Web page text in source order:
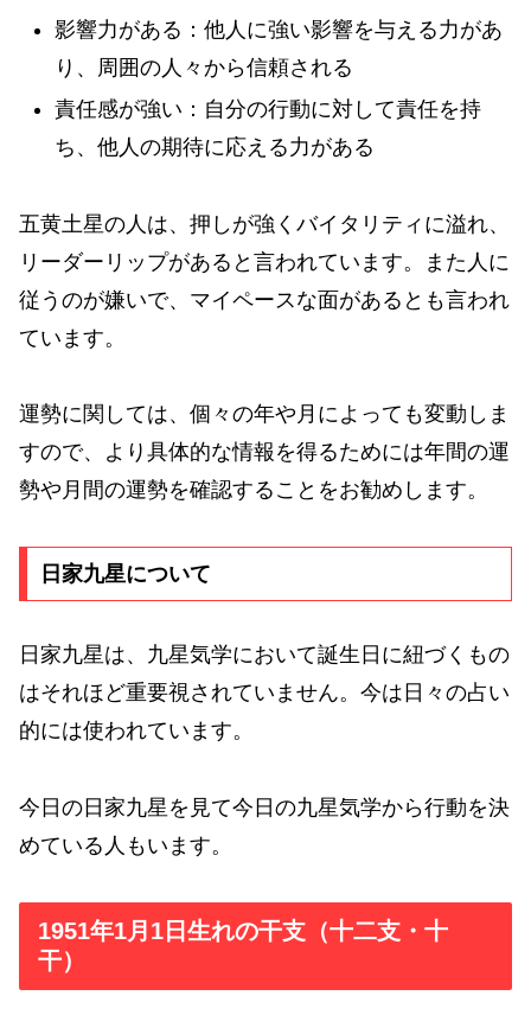
影響力がある：他人に強い影響を与える力があ
り、周囲の人々から信頼される
責任感が強い：自分の行動に対して責任を持
ち、他人の期待に応える力がある
五黄土星の人は、押しが強くバイタリティに溢れ、
リーダーリップがあると言われています。また人に
従うのが嫌いで、マイペースな面があるとも言われ
ています。
運勢に関しては、個々の年や月によっても変動しま
すので、より具体的な情報を得るためには年間の運
勢や月間の運勢を確認することをお勧めします。
日家九星について
日家九星は、九星気学において誕生日に紐づくもの
はそれほど重要視されていません。今は日々の占い
的には使われています。
今日の日家九星を見て今日の九星気学から行動を決
めている人もいます。
1951年1月1日生れの干支（十二支・十
干）